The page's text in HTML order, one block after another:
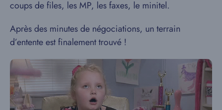
coups de files, les MP, les faxes, le minitel.
Après des minutes de négociations, un terrain
d’entente est finalement trouvé !